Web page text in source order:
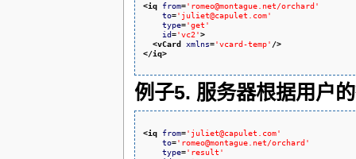
<iq from='romeo@montague.net/orchard'
to='juliet@capulet.com'
type='get'
id='vc2'>
<vCard
xmlns='vcard-temp' />
</iq>
例子5. 服务器根据用户
<iq from='juliet@capulet.com'
to='romeo@montague.net/orchard'
type='result'